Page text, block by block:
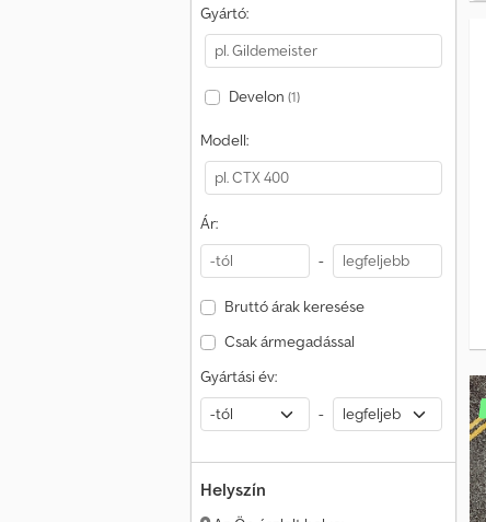
Gyártó:
Develon (1)
Modell:
Ár:
-
Bruttó árak keresése
Csak ármegadással
Gyártási év:
-
Helyszín